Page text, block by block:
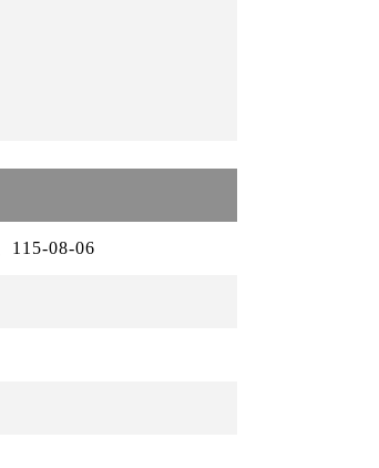
115-08-06